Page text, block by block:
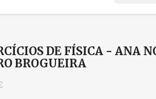
DE FÍSICA - ANA
BROGUEIRA